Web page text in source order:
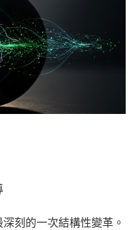
刻的一次結構性變革。